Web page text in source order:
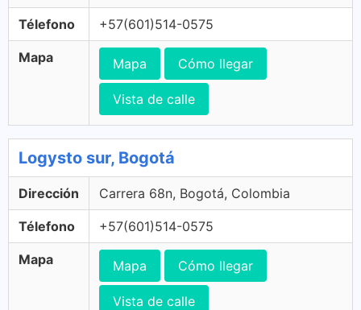
Télefono +57(601)514-0575
Mapa Mapa Cómo llegar
Vista de calle
Logysto sur, Bogotá
Dirección Carrera 68n, Bogotá, Colombia
Télefono +57(601)514-0575
Mapa Mapa Cómo llegar
Vista de calle